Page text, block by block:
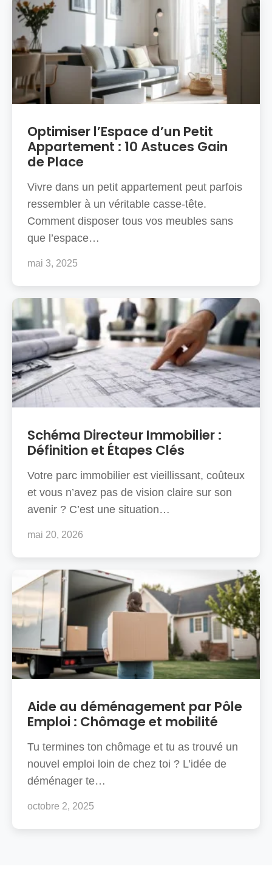
Ces termes s’appliquent-ils seulement aux
fleuves ?
Optimiser l’Espace d’un Petit
Appartement : 10 Astuces Gain
de Place
Vivre dans un petit appartement peut parfois
ressembler à un véritable casse-tête.
Comment disposer tous vos meubles sans
que l’espace…
mai 3, 2025
Schéma Directeur Immobilier :
Définition et Étapes Clés
Votre parc immobilier est vieillissant, coûteux
et vous n’avez pas de vision claire sur son
avenir ? C’est une situation…
mai 20, 2026
Aide au déménagement par Pôle
Emploi : Chômage et mobilité
Tu termines ton chômage et tu as trouvé un
nouvel emploi loin de chez toi ? L’idée de
déménager te…
octobre 2, 2025